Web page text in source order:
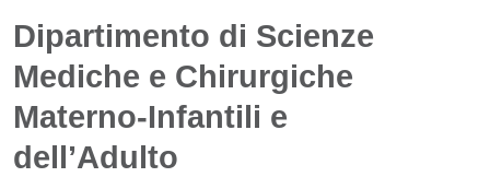
Dipartimento di Scienze
Mediche e Chirurgiche
Materno-Infantili e
dell’Adulto